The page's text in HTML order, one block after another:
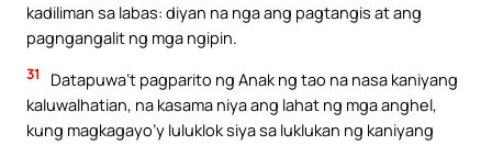
kadiliman sa labas: diyan na nga ang pagtangis at ang
pagngangalit ng mga ngipin.
31
Datapuwa’t pagparito ng Anak ng tao na nasa kaniyang
kaluwalhatian, na kasama niya ang lahat ng mga anghel,
kung magkagayo’y luluklok siya sa luklukan ng kaniyang